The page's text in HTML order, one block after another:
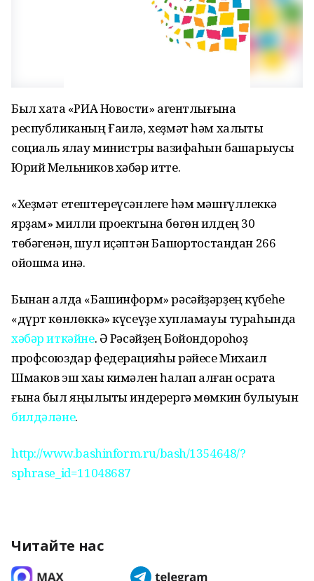
Был хаҡта «РИА Новости» агентлығына
республиканың Ғаилә, хеҙмәт һәм халыҡты
социаль яҡлау министры вазифаһын башҡарыусы
Юрий Мельников хәбәр итте.
«Хеҙмәт етештереүсәнлеге һәм мәшғүллеккә
ярҙам» милли проектына бөгөн илдең 30
төбәгенән, шул иҫәптән Башҡортостандан 266
ойошма инә.
Бынан алда «Башинформ» рәсәйҙәрҙең күбеһе
«дүрт көнлөккә» күсеүҙе хупламауы тураһында
хәбәр иткәйне. Ә Рәсәйҙең Бойондороҡһоҙ
профсоюздар федерацияһы рәйесе Михаил
Шмаков эш хаҡы кимәлен һаҡлап ҡалған осраҡта
ғына был яңылыҡты индерергә мөмкин булыуын
билдәләне.
http://www.bashinform.ru/bash/1354648/?
sphrase_id=11048687
Читайте нас